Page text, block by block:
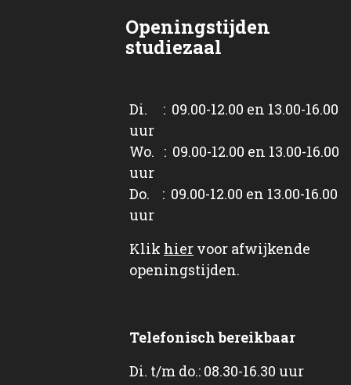
Openingstijden
studiezaal
Di. : 09.00-12.00 en 13.00-16.00
uur
Wo. : 09.00-12.00 en 13.00-16.00
uur
Do. : 09.00-12.00 en 13.00-16.00
uur
Klik hier voor afwijkende
openingstijden.
Telefonisch bereikbaar
Di. t/m do.: 08.30-16.30 uur